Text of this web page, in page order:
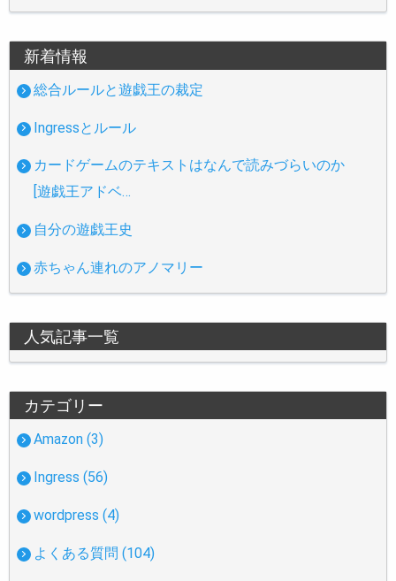
新着情報
総合ルールと遊戯王の裁定
Ingressとルール
カードゲームのテキストはなんで読みづらいのか
[遊戯王アドベ…
自分の遊戯王史
赤ちゃん連れのアノマリー
人気記事一覧
カテゴリー
Amazon (3)
Ingress (56)
wordpress (4)
よくある質問 (104)